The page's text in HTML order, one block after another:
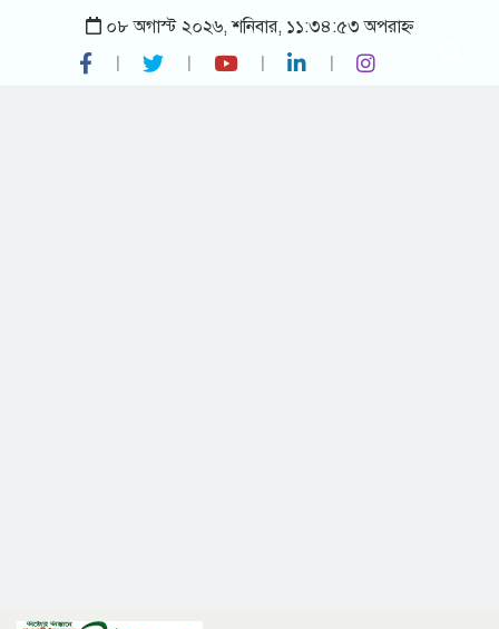
০৮ অগাস্ট ২০২৬, শনিবার, ১১:৩৪:৫৩ অপরাহ্ন